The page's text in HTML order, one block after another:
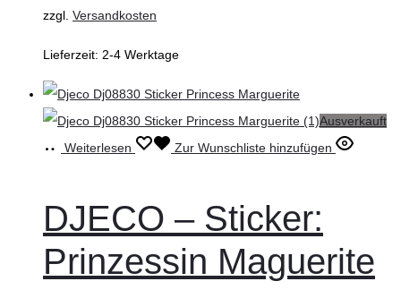
zzgl. Versandkosten
Lieferzeit: 2-4 Werktage
Ausverkauft
Weiterlesen
Zur Wunschliste hinzufügen
DJECO – Sticker:
Prinzessin Maguerite